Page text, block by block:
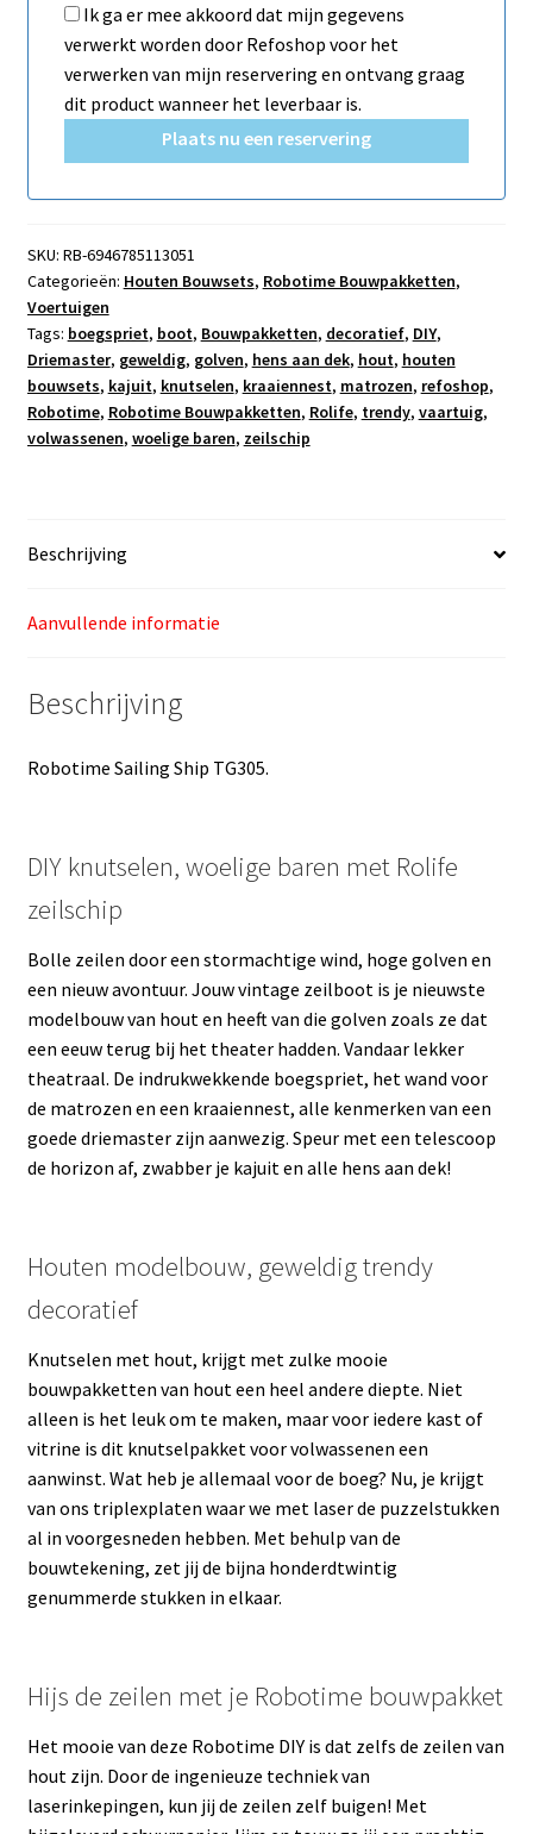
n
1
Ik ga er mee akkoord dat mijn gegevens
verwerkt worden door Refoshop voor het
verwerken van mijn reservering en ontvang graag
dit product wanneer het leverbaar is.
Plaats nu een reservering
SKU: RB-6946785113051
Categorieën: Houten Bouwsets, Robotime Bouwpakketten,
Voertuigen
Tags: boegspriet, boot, Bouwpakketten, decoratief, DIY,
Driemaster, geweldig, golven, hens aan dek, hout, houten
bouwsets, kajuit, knutselen, kraaiennest, matrozen, refoshop,
Robotime, Robotime Bouwpakketten, Rolife, trendy, vaartuig,
volwassenen, woelige baren, zeilschip
Beschrijving
Aanvullende informatie
Beschrijving
Robotime Sailing Ship TG305.
DIY knutselen, woelige baren met Rolife
zeilschip
Bolle zeilen door een stormachtige wind, hoge golven en
een nieuw avontuur. Jouw vintage zeilboot is je nieuwste
modelbouw van hout en heeft van die golven zoals ze dat
een eeuw terug bij het theater hadden. Vandaar lekker
theatraal. De indrukwekkende boegspriet, het wand voor
de matrozen en een kraaiennest, alle kenmerken van een
goede driemaster zijn aanwezig. Speur met een telescoop
de horizon af, zwabber je kajuit en alle hens aan dek!
Houten modelbouw, geweldig trendy
decoratief
Knutselen met hout, krijgt met zulke mooie
bouwpakketten van hout een heel andere diepte. Niet
alleen is het leuk om te maken, maar voor iedere kast of
vitrine is dit knutselpakket voor volwassenen een
aanwinst. Wat heb je allemaal voor de boeg? Nu, je krijgt
van ons triplexplaten waar we met laser de puzzelstukken
al in voorgesneden hebben. Met behulp van de
bouwtekening, zet jij de bijna honderdtwintig
genummerde stukken in elkaar.
Hijs de zeilen met je Robotime bouwpakket
Het mooie van deze Robotime DIY is dat zelfs de zeilen van
hout zijn. Door de ingenieuze techniek van
laserinkepingen, kun jij de zeilen zelf buigen! Met